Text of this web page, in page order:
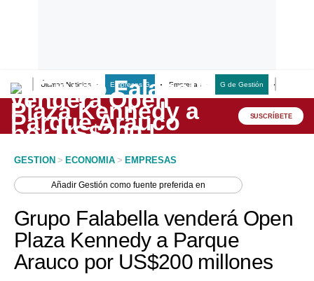
Últimas Noticias Empresas G Empresas G de Gestión
Lo último
Peru Quiosco
Economía
Mercados
SUSCRÍBETE
GESTION > ECONOMIA > EMPRESAS
AñadirGestión como fuente preferida en
Grupo Falabella venderá Open
Plaza Kennedy a Parque
Arauco por US$200 millones